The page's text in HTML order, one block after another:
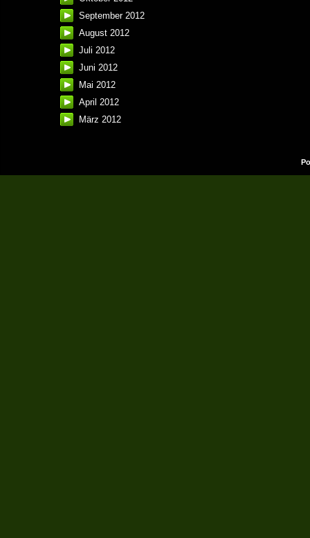
September 2012
August 2012
Juli 2012
Juni 2012
Mai 2012
April 2012
März 2012